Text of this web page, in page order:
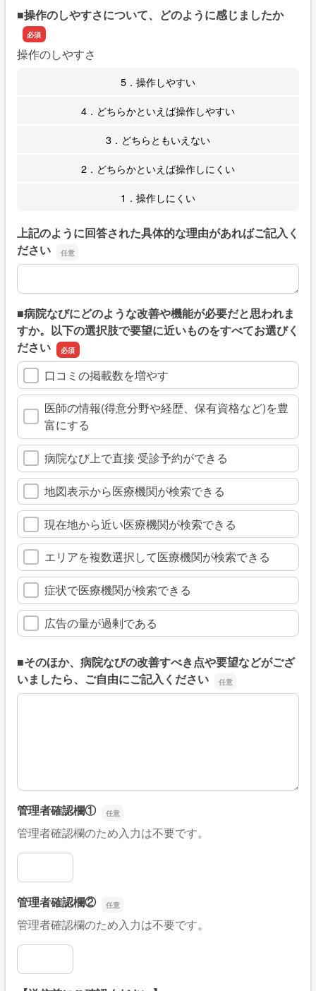
■操作のしやすさについて、どのように感じましたか
操作のしやすさ
5．操作しやすい
4．どちらかといえば操作しやすい
3．どちらともいえない
2．どちらかといえば操作しにくい
1．操作しにくい
上記のように回答された具体的な理由があればご記入く
ださい
上記のように回答された具体的な理由があればご記入くだ
■病院なびにどのような改善や機能が必要だと思われま
すか。以下の選択肢で要望に近いものをすべてお選びく
ださい
口コミの掲載数を増やす
医師の情報(得意分野や経歴、保有資格など)を豊
富にする
病院なび上で直接 受診予約ができる
地図表示から医療機関が検索できる
現在地から近い医療機関が検索できる
エリアを複数選択して医療機関が検索できる
症状で医療機関が検索できる
広告の量が過剰である
■そのほか、病院なびの改善すべき点や要望などがござ
いましたら、ご自由にご記入ください
■そのほか、病院なびの改善すべき点や要望などがござい
管理者確認欄①
管理者確認欄のため入力は不要です。
管理者確認欄①
管理者確認欄②
管理者確認欄のため入力は不要です。
管理者確認欄②